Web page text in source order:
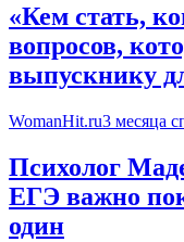
«Кем стать,
вопросов,
выпускнику
WomanHit.ru3 месяца
Психолог
ЕГЭ важно
один